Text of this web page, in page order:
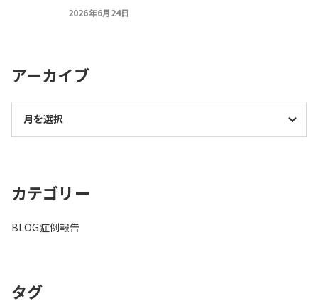
2026年6月24日
アーカイブ
カテゴリー
BLOG症例報告
タグ